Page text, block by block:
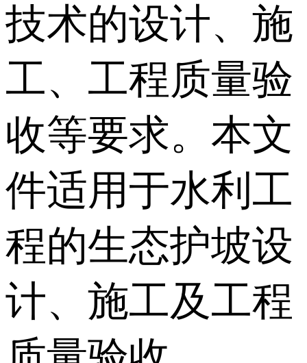
技术的设计、施
工、工程质量验
收等要求。本文
件适用于水利工
程的生态护坡设
计、施工及工程